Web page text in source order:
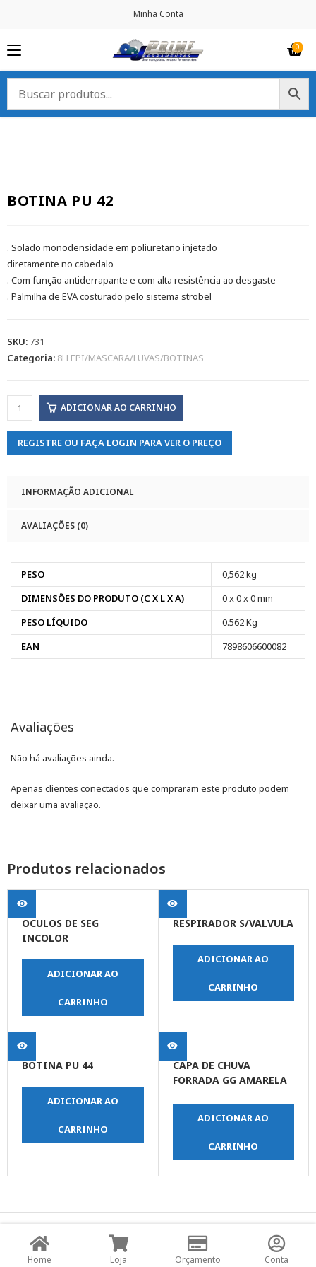
Minha Conta
BOTINA PU 42
. Solado monodensidade em poliuretano injetado
diretamente no cabedalo
. Com função antiderrapante e com alta resistência ao desgaste
. Palmilha de EVA costurado pelo sistema strobel
SKU: 731
Categoria: 8H EPI/MASCARA/LUVAS/BOTINAS
ADICIONAR AO CARRINHO
REGISTRE OU FAÇA LOGIN PARA VER O PREÇO
INFORMAÇÃO ADICIONAL
AVALIAÇÕES (0)
PESO
0,562 kg
DIMENSÕES DO PRODUTO (C X L X A)
0 x 0 x 0 mm
PESO LÍQUIDO
0.562 Kg
EAN
7898606600082
Avaliações
Não há avaliações ainda.
Apenas clientes conectados que compraram este produto podem
deixar uma avaliação.
Produtos relacionados
OCULOS DE SEG
INCOLOR
ADICIONAR AO
CARRINHO
RESPIRADOR S/VALVULA
ADICIONAR AO
CARRINHO
BOTINA PU 44
ADICIONAR AO
CARRINHO
CAPA DE CHUVA
FORRADA GG AMARELA
ADICIONAR AO
CARRINHO
© Copyright JPrime Ferramentas - Todos os Direitos
Reservados - Desenvolvido por UNO Studio Digital.
Home Loja Orçamento Conta